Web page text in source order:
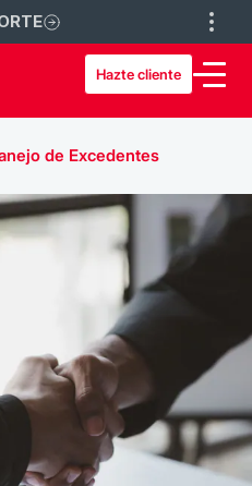
Hazte cliente
de Excedentes